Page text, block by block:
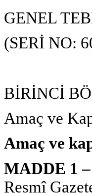
GENEL
(SERİ NO:
BİRİNCİ
Amaç ve
Amaç ve
MADDE 1 –
Resmî